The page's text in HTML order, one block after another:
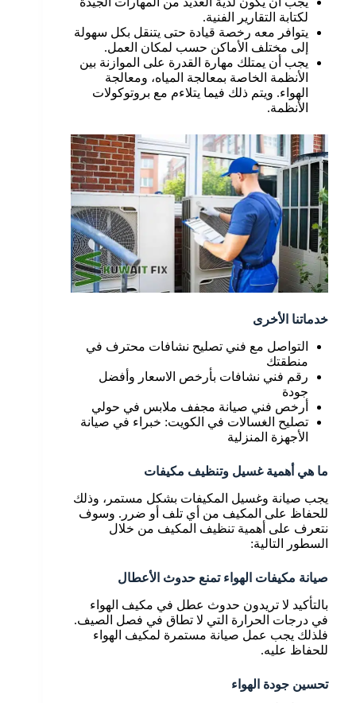
لكتابة التقارير الفنية.
يتوافر معه رخصة قيادة حتى يتنقل بكل سهولة
إلى مختلف الأماكن حسب لمكان العمل.
يجب أن يمتلك مهارة القدرة على الموازنة بين
الأنظمة الخاصة بمعالجة المياه، ومعالجة
الهواء. ويتم ذلك فيما يتلاءم مع بروتوكولات
الأنظمة.
خدماتنا الأخرى
التواصل مع فني تصليح نشافات محترف في
منطقتك
رقم فني نشافات بأرخص الاسعار وأفضل
جودة
أرخص فني صيانة مجفف ملابس في حولي
تصليح الغسالات في الكويت: خبراء في صيانة
الأجهزة المنزلية
ما هي أهمية غسيل وتنظيف مكيفات
يجب صيانة وغسيل المكيفات بشكل مستمر، وذلك
للحفاظ على المكيف من أي تلف أو ضرر. وسوف
نتعرف على أهمية تنظيف المكيف من خلال
السطور التالية:
صيانة مكيفات الهواء تمنع حدوث الأعطال
بالتأكيد لا تريدون حدوث عطل في مكيف الهواء
في درجات الحرارة التي لا تطاق في فصل الصيف.
فلذلك يجب عمل صيانة مستمرة لمكيف الهواء
للحفاظ عليه.
تحسين جودة الهواء